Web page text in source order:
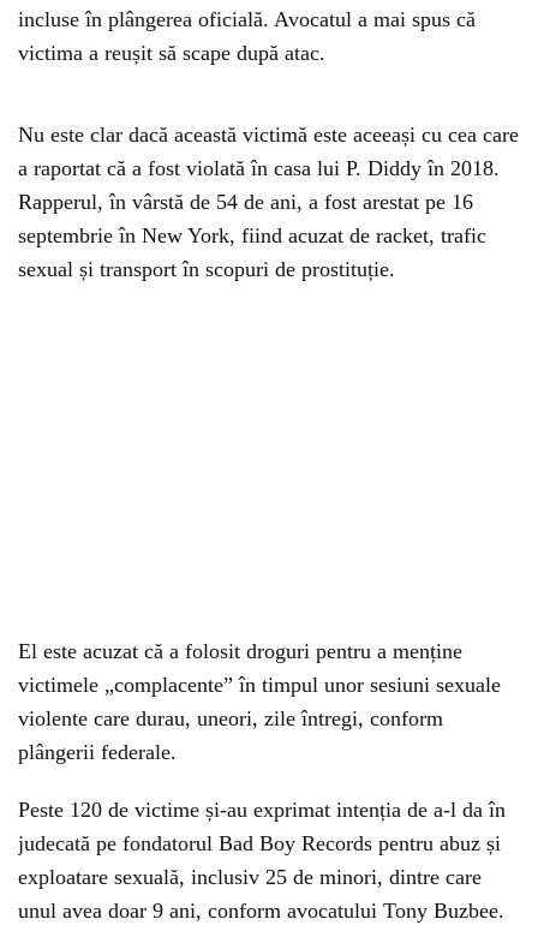
incluse în plângerea oficială. Avocatul a mai spus că
victima a reușit să scape după atac.
Nu este clar dacă această victimă este aceeași cu cea care
a raportat că a fost violată în casa lui P. Diddy în 2018.
Rapperul, în vârstă de 54 de ani, a fost arestat pe 16
septembrie în New York, fiind acuzat de racket, trafic
sexual și transport în scopuri de prostituție.
El este acuzat că a folosit droguri pentru a menține
victimele „complacente” în timpul unor sesiuni sexuale
violente care durau, uneori, zile întregi, conform
plângerii federale.
Peste 120 de victime și-au exprimat intenția de a-l da în
judecată pe fondatorul Bad Boy Records pentru abuz și
exploatare sexuală, inclusiv 25 de minori, dintre care
unul avea doar 9 ani, conform avocatului Tony Buzbee.